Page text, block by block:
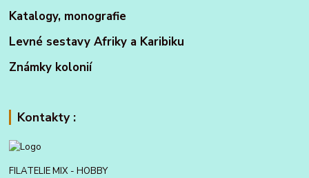
Katalogy, monografie
Levné sestavy Afriky a Karibiku
Známky kolonií
Kontakty :
FILATELIE MIX - HOBBY